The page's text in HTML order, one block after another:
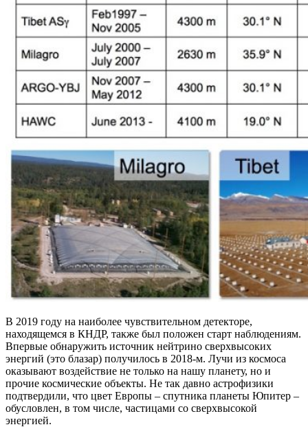
В 2019 году на наиболее чувствительном детекторе,
находящемся в КНДР, также был положен старт наблюдениям.
Впервые обнаружить источник нейтрино сверхвысоких
энергий (это блазар) получилось в 2018-м. Лучи из космоса
оказывают воздействие не только на нашу планету, но и
прочие космические объекты. Не так давно астрофизики
подтвердили, что цвет Европы – спутника планеты Юпитер –
обусловлен, в том числе, частицами со сверхвысокой
энергией.